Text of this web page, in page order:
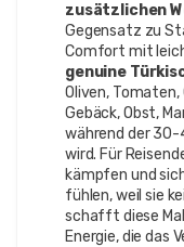
zusätzlichen
Gegensatz zu
Comfort mit
genuine
Oliven,
Gebäck, Obst,
während der
wird. Für
kämpfen und
fühlen, weil sie
schafft diese
Energie, die das